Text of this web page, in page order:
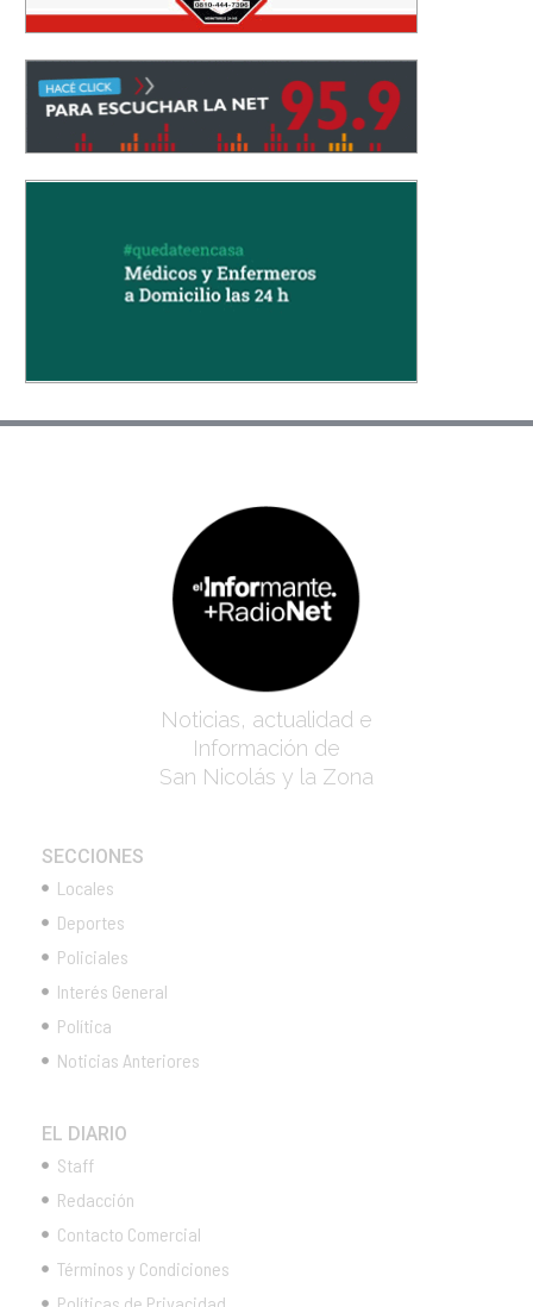
Noticias, actualidad e
Información de
San Nicolás y la Zona
SECCIONES
Locales
Deportes
Policiales
Interés General
Política
Noticias Anteriores
EL DIARIO
Staff
Redacción
Contacto Comercial
Términos y Condiciones